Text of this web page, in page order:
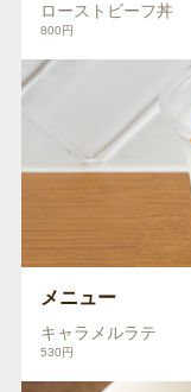
ローストビーフ丼
800円
メニュー
キャラメルラテ
530円